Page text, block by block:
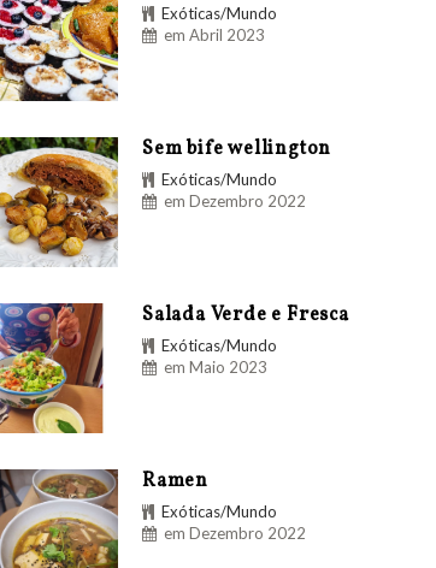
Exóticas/Mundo
em Abril 2023
Sem bife wellington
Exóticas/Mundo
em Dezembro 2022
Salada Verde e Fresca
Exóticas/Mundo
em Maio 2023
Ramen
Exóticas/Mundo
em Dezembro 2022